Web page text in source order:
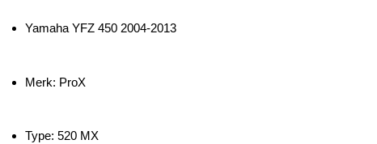
Yamaha YFZ 450 2004-2013
Merk: ProX
Type: 520 MX